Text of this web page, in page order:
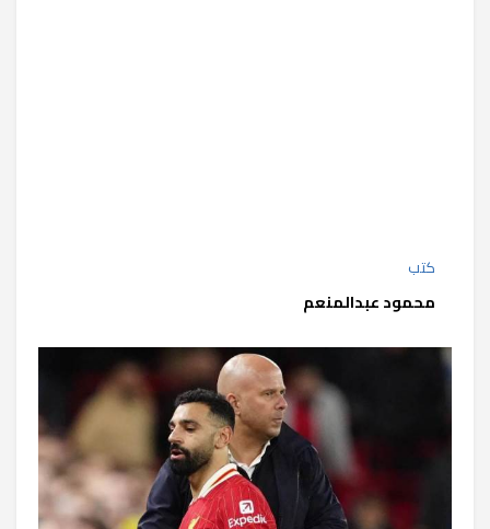
كتب
محمود عبدالمنعم